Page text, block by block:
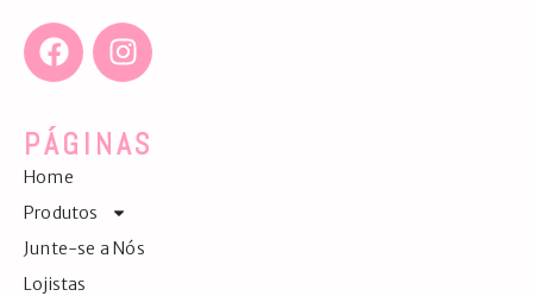
PÁGINAS
Home
Produtos
Junte-se a Nós
Lojistas